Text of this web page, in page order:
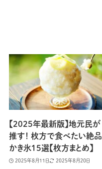
【2025年最新版】地元民が
推す！ 枚方で食べたい絶品
かき氷15選【枚方まとめ】
2025年8月11日 2025年8月20日